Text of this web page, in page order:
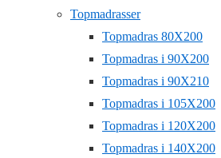
Topmadrasser
Topmadras 80X200
Topmadras i 90X200
Topmadras i 90X210
Topmadras i 105X200
Topmadras i 120X200
Topmadras i 140X200